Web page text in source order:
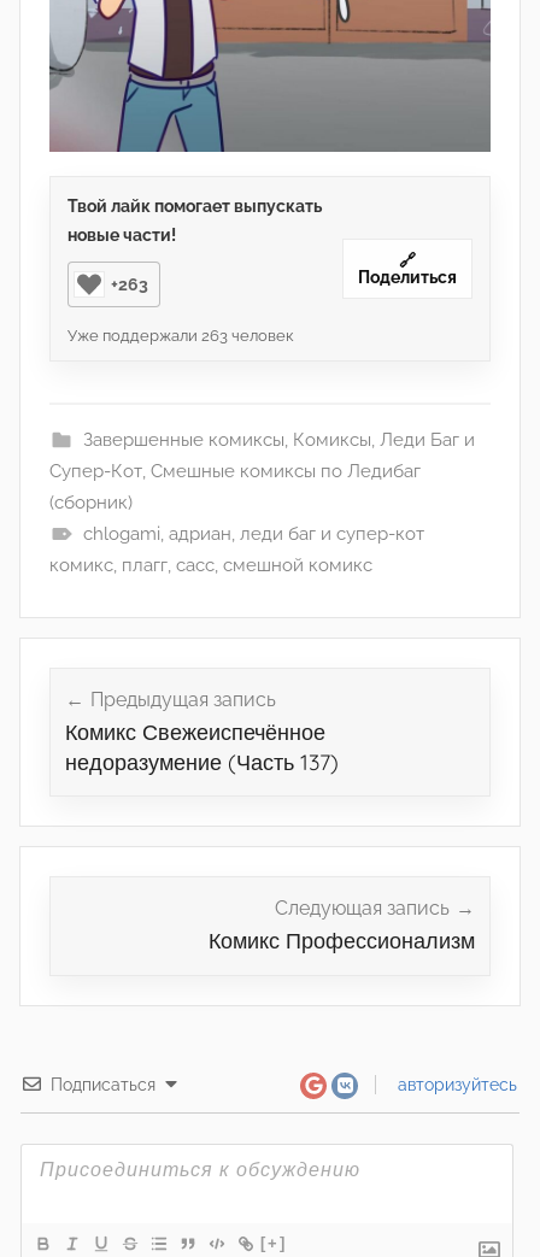
Твой лайк помогает выпускать
новые части!
+263
Уже поддержали 263 человек
🔗
Поделиться
Завершенные комиксы, Комиксы, Леди Баг и
Супер-Кот, Смешные комиксы по Ледибаг
(сборник)
chlogami, адриан, леди баг и супер-кот
комикс, плагг, сасс, смешной комикс
записям
Предыдущая запись
Комикс Свежеиспечённое
недоразумение (Часть 137)
Следующая запись
Комикс Профессионализм
Подписаться авторизуйтесь
[+]